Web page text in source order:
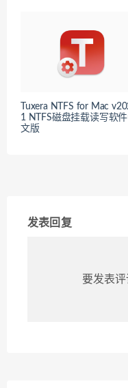
Tuxera NTFS for Mac
1 NTFS磁盘挂载读写软
文版
发表回复
要发表